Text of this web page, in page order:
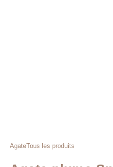
AgateTous les produits